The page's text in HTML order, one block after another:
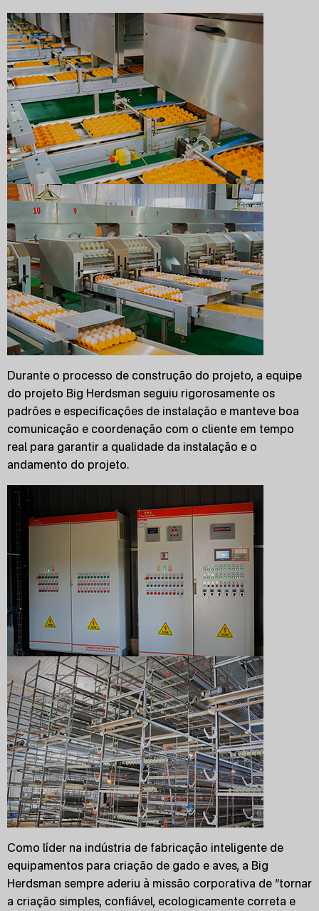
Durante o processo de construção do projeto, a equipe
do projeto Big Herdsman seguiu rigorosamente os
padrões e especificações de instalação e manteve boa
comunicação e coordenação com o cliente em tempo
real para garantir a qualidade da instalação e o
andamento do projeto.
Como líder na indústria de fabricação inteligente de
equipamentos para criação de gado e aves, a Big
Herdsman sempre aderiu à missão corporativa de “tornar
a criação simples, confiável, ecologicamente correta e